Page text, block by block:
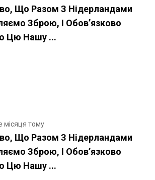
Що Разом З Нідерландами
Зброю, І Обовʼязково
Цю Нашу ...
місяця тому
Що Разом З Нідерландами
Зброю, І Обовʼязково
Цю Нашу ...